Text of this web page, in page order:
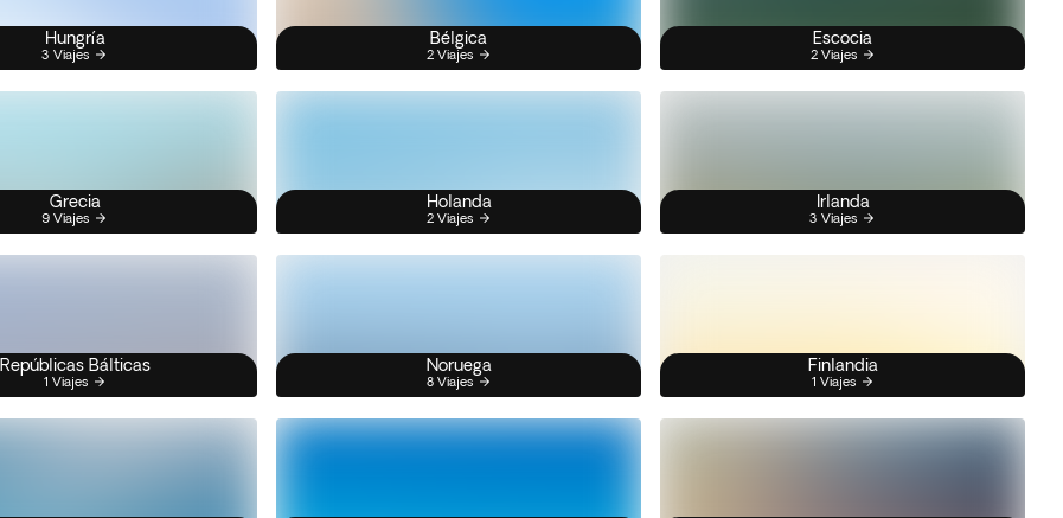
Hungría
3 Viajes
Bélgica
2 Viajes
Escocia
2 Viajes
Grecia
9 Viajes
Holanda
2 Viajes
Irlanda
3 Viajes
Repúblicas Bálticas
1 Viajes
Noruega
8 Viajes
Finlandia
1 Viajes